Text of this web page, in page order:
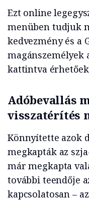
Ezt online
menüben tudjuk
kedvezmény és a
magánszemélyek
kattintva
Adóbevallás
visszatérítés
Könnyítette azok
megkapták az
már megkapta
további teendője
kapcsolatosan –